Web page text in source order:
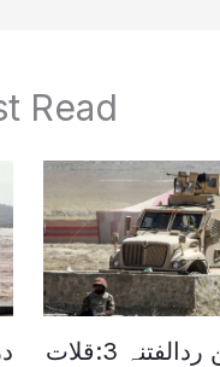
Read
آپریشن ردالفتنہ 3:قلات